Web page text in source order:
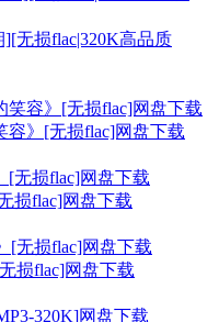
][无损flac|320K高品质
容》[无损flac]网盘下载
损flac]网盘下载
损flac]网盘下载